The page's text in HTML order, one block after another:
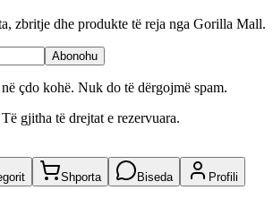
zbritje dhe produkte të reja nga Gorilla Mall.
Abonohu
çdo kohë. Nuk do të dërgojmë spam.
gjitha të drejtat e rezervuara.
Shporta Biseda Profili